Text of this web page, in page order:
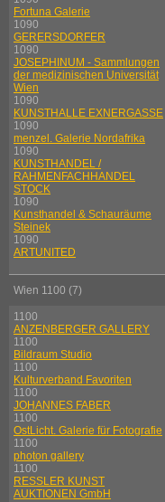
Fortuna Galerie
1090
GERERSDORFER
1090
JOSEPHINUM - Sammlungen
der medizinischen Universität
Wien
1090
KUNSTHALLE EXNERGASSE
1090
menzel. Galerie Nordafrika
1090
KUNSTHANDEL /
RAHMENFACHHANDEL
STOCK
1090
Kunsthandel & Schauräume
Steinek
1090
ARTUNITED
Wien 1100 (7)
1100
ANZENBERGER GALLERY
1100
Bildraum Studio
1100
Kulturverband Favoriten
1100
JOHANNES FABER
1100
OstLicht. Galerie für Fotografie
1100
photon gallery
1100
RESSLER KUNST
AUKTIONEN GmbH